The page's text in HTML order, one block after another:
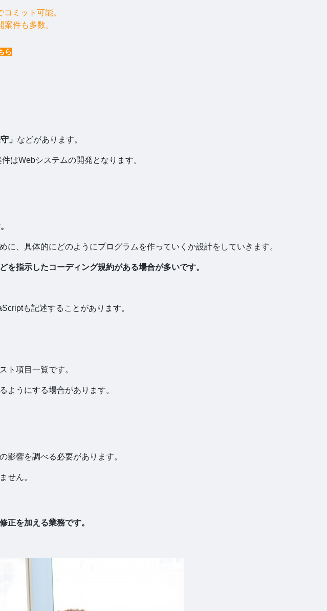
ミット可能。
件も多数。
ら
」 などがあります。
はWebシステムの開発となります。
、具体的にどのようにプログラムを作っていくか設計をしていきます。
指示したコーディング規約がある場合が多いです。
も記述することがあります。
ト項目一覧です。
ようにする場合があります。
影響を調べる必要があります。
せん。
正を加える業務です。